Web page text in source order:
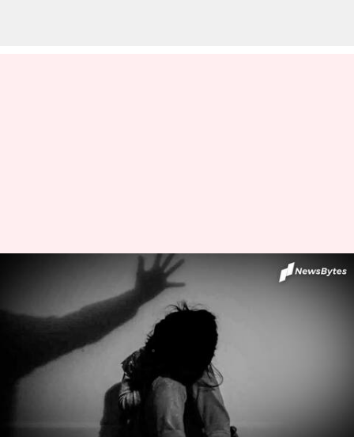
महाराष्ट्र: पैरोल पर रिहा हुए आरोपी ने
दुष्कर्म के बाद की तीन वर्षीय मासूम
की हत्या
भारत शर्मा Dec 31, 2020
महाराष्ट्र में रायगढ़ जिले में पैरोल पर रिहा हुए एक